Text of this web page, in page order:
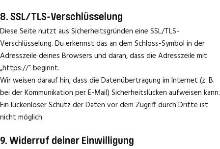
8. SSL/TLS-Verschlüsselung
Diese Seite nutzt aus Sicherheitsgründen eine SSL/TLS-
Verschlüsselung. Du erkennst das an dem Schloss-Symbol in der
Adresszeile deines Browsers und daran, dass die Adresszeile mit
„https://“ beginnt.
Wir weisen darauf hin, dass die Datenübertragung im Internet (z. B.
bei der Kommunikation per E-Mail) Sicherheitslücken aufweisen kann.
Ein lückenloser Schutz der Daten vor dem Zugriff durch Dritte ist
nicht möglich.
9. Widerruf deiner Einwilligung